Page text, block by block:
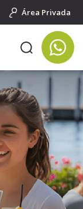
Área Privada